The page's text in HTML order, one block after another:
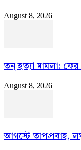
August 8, 2026
তনু হত্যা মামলা: ফের
August 8, 2026
আগস্টে তাপপ্রবাহ,